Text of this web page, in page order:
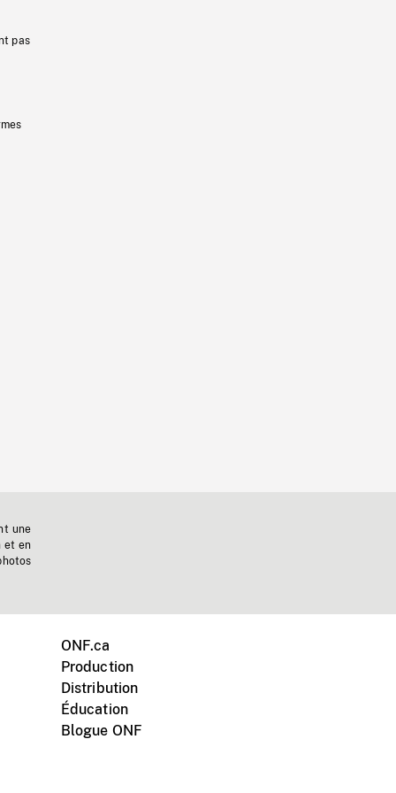
pas
une
et en
ONF.ca
Production
Distribution
Éducation
Blogue ONF